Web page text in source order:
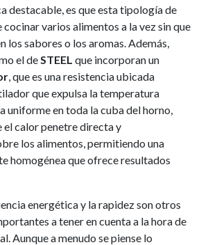
destacable, es que esta tipología de
varios alimentos a la vez sin que
los sabores o los aromas. Además,
el deSTEEL que incorporan un
, que es una resistencia ubicada
que expulsa la temperatura
uniforme en toda la cuba del horno,
el calor penetre directa y
los alimentos, permitiendo una
homogénea que ofrece resultados
energética y la rapidez son otros
a tener en cuenta a la hora de
Aunque a menudo se piense lo